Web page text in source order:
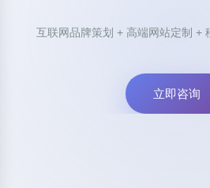
互联网品牌策划 + 高端网站定制 +
立即咨询